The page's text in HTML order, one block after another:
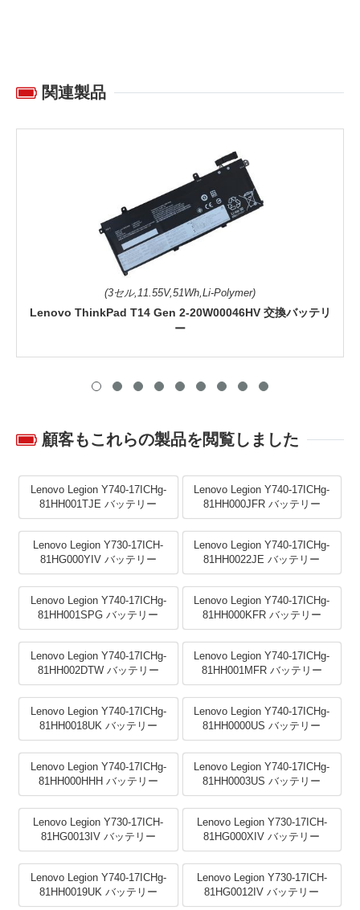
関連製品
(3セル,11.55V,51Wh,Li-Polymer)
Lenovo ThinkPad T14 Gen 2-20W00046HV 交換バッテリ
ー
顧客もこれらの製品を閲覧しました
Lenovo Legion Y740-17ICHg-
81HH001TJE バッテリー
Lenovo Legion Y740-17ICHg-
81HH000JFR バッテリー
Lenovo Legion Y730-17ICH-
81HG000YIV バッテリー
Lenovo Legion Y740-17ICHg-
81HH0022JE バッテリー
Lenovo Legion Y740-17ICHg-
81HH001SPG バッテリー
Lenovo Legion Y740-17ICHg-
81HH000KFR バッテリー
Lenovo Legion Y740-17ICHg-
81HH002DTW バッテリー
Lenovo Legion Y740-17ICHg-
81HH001MFR バッテリー
Lenovo Legion Y740-17ICHg-
81HH0018UK バッテリー
Lenovo Legion Y740-17ICHg-
81HH0000US バッテリー
Lenovo Legion Y740-17ICHg-
81HH000HHH バッテリー
Lenovo Legion Y740-17ICHg-
81HH0003US バッテリー
Lenovo Legion Y730-17ICH-
81HG0013IV バッテリー
Lenovo Legion Y730-17ICH-
81HG000XIV バッテリー
Lenovo Legion Y740-17ICHg-
81HH0019UK バッテリー
Lenovo Legion Y730-17ICH-
81HG0012IV バッテリー